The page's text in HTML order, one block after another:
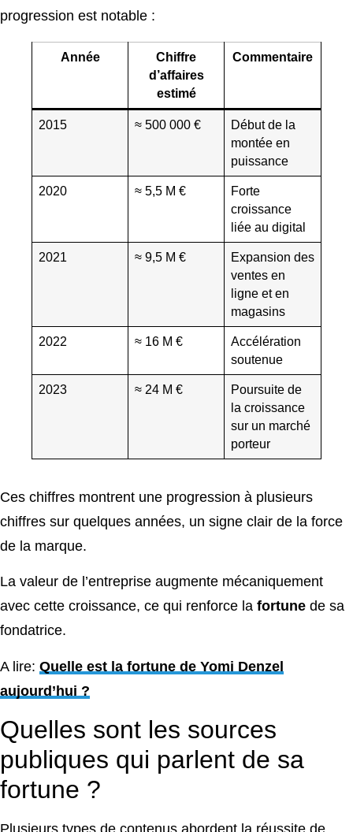
progression est notable :
Année
Chiffre
d’affaires
estimé
Commentaire
2015 ≈ 500 000 €
Début de la
montée en
puissance
2020 ≈ 5,5 M €
Forte
croissance
liée au digital
2021 ≈ 9,5 M €
Expansion des
ventes en
ligne et en
magasins
2022 ≈ 16 M €
Accélération
soutenue
2023 ≈ 24 M €
Poursuite de
la croissance
sur un marché
porteur
Ces chiffres montrent une progression à plusieurs
chiffres sur quelques années, un signe clair de la force
de la marque.
La valeur de l’entreprise augmente mécaniquement
avec cette croissance, ce qui renforce la fortune de sa
fondatrice.
A lire: Quelle est la fortune de Yomi Denzel
aujourd’hui ?
Quelles sont les sources
publiques qui parlent de sa
fortune ?
Plusieurs types de contenus abordent la réussite de